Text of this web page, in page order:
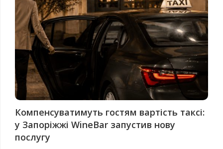
Компенсуватимуть гостям вартість таксі:
у Запоріжжі WineBar запустив нову
послугу